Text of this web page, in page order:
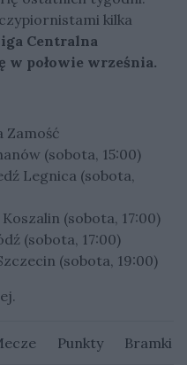
kilka
Centralna
w połowie września.
Zamość
(sobota, 15:00)
Legnica (sobota,
(sobota, 17:00)
(sobota, 17:00)
(sobota, 19:00)
Punkty Bramki